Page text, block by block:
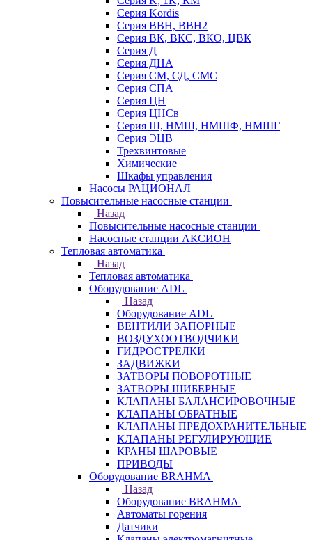
Серия Kordis
Серия ВВН, ВВН2
Серия ВК, ВКС, ВКО, ЦВК
Серия Д
Серия ДНА
Серия СМ, СД, СМС
Серия СПА
Серия ЦН
Серия ЦНСв
Серия Ш, НМШ, НМШФ, НМШГ
Серия ЭЦВ
Трехвинтовые
Химические
Шкафы управления
Насосы РАЦИОНАЛ
Повысительные насосные станции
Назад
Повысительные насосные станции
Насосные станции АКСИОН
Тепловая автоматика
Назад
Тепловая автоматика
Оборудование ADL
Назад
Оборудование ADL
ВЕНТИЛИ ЗАПОРНЫЕ
ВОЗДУХООТВОДЧИКИ
ГИДРОСТРЕЛКИ
ЗАДВИЖКИ
ЗАТВОРЫ ПОВОРОТНЫЕ
ЗАТВОРЫ ШИБЕРНЫЕ
КЛАПАНЫ БАЛАНСИРОВОЧНЫЕ
КЛАПАНЫ ОБРАТНЫЕ
КЛАПАНЫ ПРЕДОХРАНИТЕЛЬНЫЕ
КЛАПАНЫ РЕГУЛИРУЮЩИЕ
КРАНЫ ШАРОВЫЕ
ПРИВОДЫ
Оборудование BRAHMA
Назад
Оборудование BRAHMA
Автоматы горения
Датчики